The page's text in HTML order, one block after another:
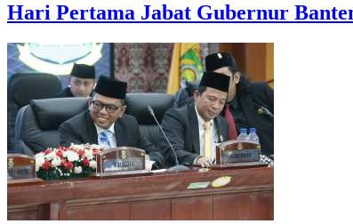
Hari Pertama Jabat Gubernur